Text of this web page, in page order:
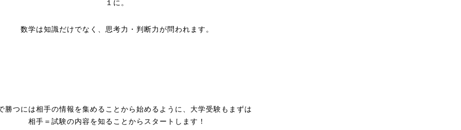
１に。
数学は知識だけでなく、思考力・判断力が問われます。
勝つには相手の情報を集めることから始めるように、大学受験もまずは
相手＝試験の内容を知ることからスタートします！